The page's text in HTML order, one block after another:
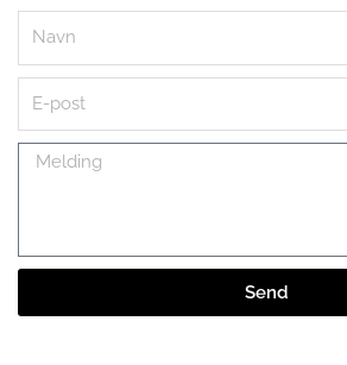
post
Melding
Send